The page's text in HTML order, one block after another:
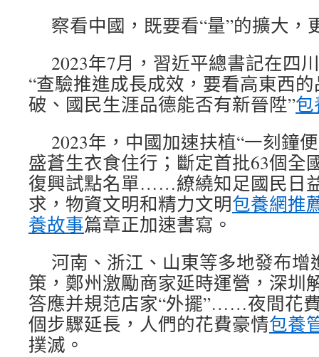
察看中國，既要看“量”的擴大，
2023年7月，習近平總書記在四
“查驗推進成長成效，要看高東西
破、國民生涯品德能否有新晉陞”
2023年，中國加速扶植“一刻鐘
盛蒼生衣食住行；斷定首批63個全
復興試點名單……繚繞知足國民日
求，物資文明和精力文明包養網推
養故事篇章正加速書寫。
河南、浙江、山東等多地發布增
策，鄭州激勵商家延時運營，深圳
答應并規范店家“外擺”……夜間花
個步驟延長，人們的花費豪情包養
撲滅。